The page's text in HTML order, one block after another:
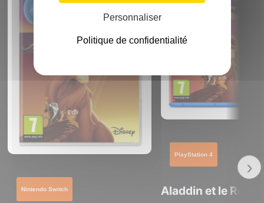
Nintendo Switch
PlayStation 4
Aladdin et le Roi
›
Personnaliser
Politique de confidentialité